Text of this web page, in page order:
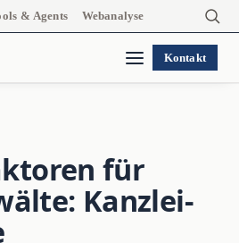
& Agents Webanalyse
Kontakt
für
Kanzlei-